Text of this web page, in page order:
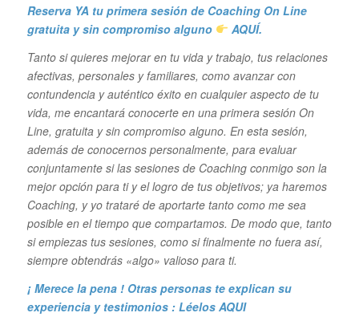
Reserva YA tu primera sesión de Coaching On Line
gratuita y sin compromiso alguno
AQUÍ.
Tanto si quieres mejorar en tu vida y trabajo, tus relaciones
afectivas, personales y familiares, como avanzar con
contundencia y auténtico éxito en cualquier aspecto de tu
vida, me encantará conocerte en una primera sesión On
Line, gratuita y sin compromiso alguno. En esta sesión,
además de conocernos personalmente, para evaluar
conjuntamente si las sesiones de Coaching conmigo son la
mejor opción para ti y el logro de tus objetivos; ya haremos
Coaching, y yo trataré de aportarte tanto como me sea
posible en el tiempo que compartamos. De modo que, tanto
si empiezas tus sesiones, como si finalmente no fuera así,
siempre obtendrás «algo» valioso para ti.
¡ Merece la pena ! Otras personas te explican su
experiencia y testimonios : Léelos AQUI